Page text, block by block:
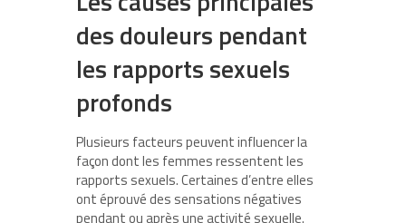
des douleurs pendant
les rapports sexuels
profonds
Plusieurs facteurs peuvent influencer la
façon dont les femmes ressentent les
rapports sexuels. Certaines d’entre elles
ont éprouvé des sensations négatives
pendant ou après une activité sexuelle.